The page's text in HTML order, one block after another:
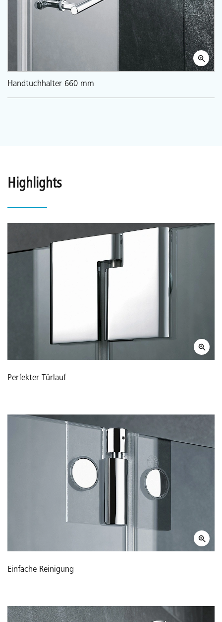
Handtuchhalter 660 mm
Highlights
Perfekter Türlauf
Einfache Reinigung